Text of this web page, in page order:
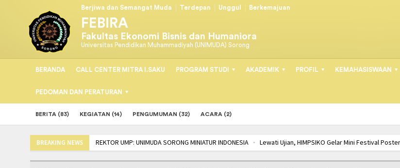
Berjiwa dan Semangat Muda Terdepan Unggul Berkemajuan
FEBIRA
Fakultas Ekonomi Bisnis dan Humaniora
Universitas Pendidikan Muhammadiyah (UNIMUDA) Sorong
BERANDA CALL CENTER MITRA I.SAKU PROGRAM STUDI AKADEMIK PROFIL KEMAHASISWAAN
PEDOMAN DAN PERATURAN
BERITA (83) KEGIATAN (14) PENGUMUMAN (32) ACARA (2)
BREAKING NEWS REKTOR UMP: UNIMUDA SORONG MINIATUR INDONESIA Lewati Ujian, HIMPSIKO Gelar Mini Festival Poster